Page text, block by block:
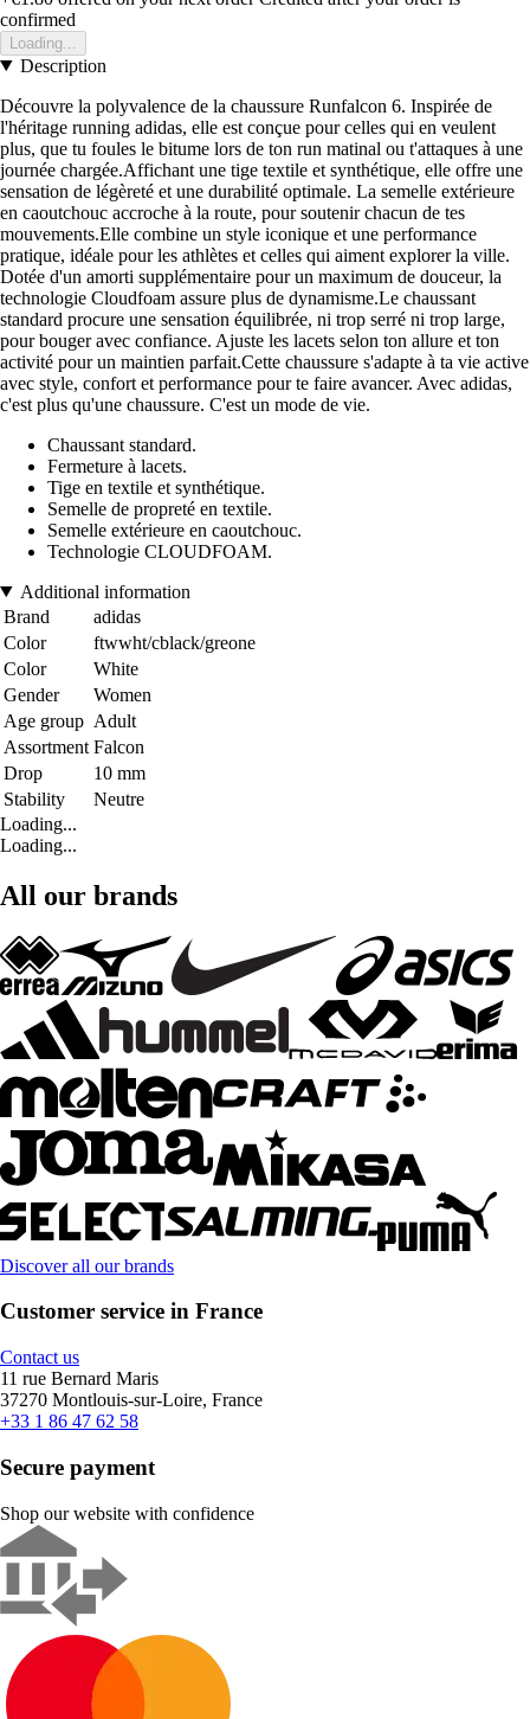
confirmed
Loading...
Description
Découvre la polyvalence de la chaussure Runfalcon 6. Inspirée de
l'héritage running adidas, elle est conçue pour celles qui en veulent
plus, que tu foules le bitume lors de ton run matinal ou t'attaques à une
journée chargée.Affichant une tige textile et synthétique, elle offre une
sensation de légèreté et une durabilité optimale. La semelle extérieure
en caoutchouc accroche à la route, pour soutenir chacun de tes
mouvements.Elle combine un style iconique et une performance
pratique, idéale pour les athlètes et celles qui aiment explorer la ville.
Dotée d'un amorti supplémentaire pour un maximum de douceur, la
technologie Cloudfoam assure plus de dynamisme.Le chaussant
standard procure une sensation équilibrée, ni trop serré ni trop large,
pour bouger avec confiance. Ajuste les lacets selon ton allure et ton
activité pour un maintien parfait.Cette chaussure s'adapte à ta vie active
avec style, confort et performance pour te faire avancer. Avec adidas,
c'est plus qu'une chaussure. C'est un mode de vie.
Chaussant standard.
Fermeture à lacets.
Tige en textile et synthétique.
Semelle de propreté en textile.
Semelle extérieure en caoutchouc.
Technologie CLOUDFOAM.
Additional information
Brand
adidas
Color
ftwwht/cblack/greone
Color
White
Gender
Women
Age group Adult
Assortment Falcon
Drop
10 mm
Stability
Neutre
Loading...
Loading...
All our brands
Discover all our brands
Customer service in France
Contact us
11 rue Bernard Maris
37270 Montlouis-sur-Loire, France
+33 1 86 47 62 58
Secure payment
Shop our website with confidence